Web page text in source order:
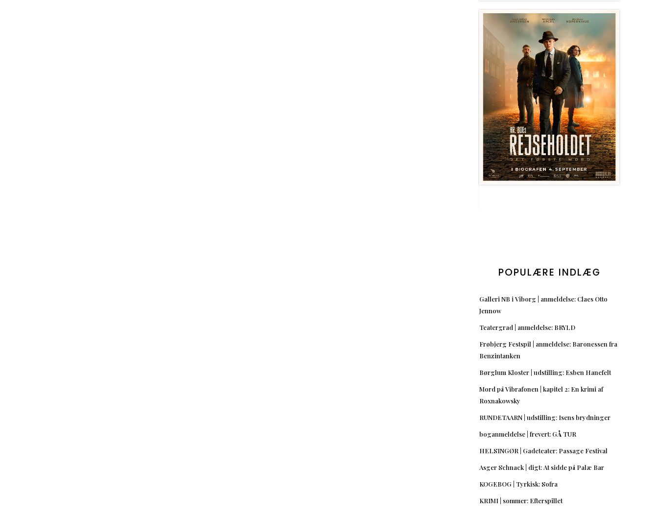
POPULÆRE INDLÆG
Galleri NB i Viborg | anmeldelse: Claes Otto
Jennow
Teatergrad | anmeldelse: BRYLD
Frøbjerg Festspil | anmeldelse: Baronessen fra
Benzintanken
Børglum Kloster | udstilling: Esben Hanefelt
Mord på Vibrafonen | kapitel 2: En krimi af
Roxnakowsky
RUNDETAARN | udstilling: Isens brydninger
boganmeldelse | frevert: GÅ TUR
HELSINGØR | Gadeteater: Passage Festival
Asger Schnack | digt: At sidde på Palæ Bar
KOGEBOG | Tyrkisk: Sofra
KRIMI | sommer: Efterspillet